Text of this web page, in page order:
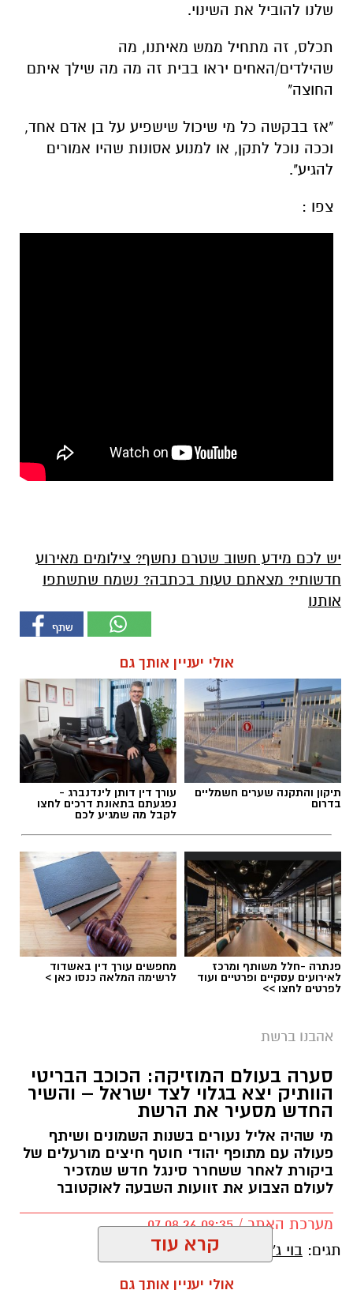
שלנו להוביל את השינוי.
תכלס, זה מתחיל ממש מאיתנו, מה
שהילדים/האחים יראו בבית זה מה מה שילך איתם
החוצה"
"אז בבקשה כל מי שיכול שישפיע על בן אדם אחד,
וככה נוכל לתקן, או למנוע אסונות שהיו אמורים
להגיע".
צפו :
יש לכם מידע חשוב שטרם נחשף? צילומים מאירוע
חדשותי? מצאתם טעות בכתבה? נשמח שתשתפו
אותנו
אולי יעניין אותך גם
תיקון והתקנה שערים חשמליים
בדרום
עורך דין דותן לינדנברג -
נפגעתם בתאונת דרכים לחצו
לקבל מה שמגיע לכם
פנתרה -חלל משותף ומרכז
לאירועים עסקיים ופרטיים ועוד
לפרטים לחצו >>
מחפשים עורך דין באשדוד
לרשימה המלאה כנסו כאן >
אהבנו ברשת
סערה בעולם המוזיקה: הכוכב הבריטי
הוותיק יצא בגלוי לצד ישראל – והשיר
החדש מסעיר את הרשת
מי שהיה אליל נעורים בשנות השמונים ושיתף
פעולה עם מתופף יהודי חוטף חיצים מורעלים של
ביקורת לאחר ששחרר סינגל חדש שמזכיר
לעולם הצבוע את זוועות השבעה לאוקטובר
מערכת האתר / 09:35 07.08.26
תגים: בוי ג'ורג' קרא עוד
אולי יעניין אותך גם